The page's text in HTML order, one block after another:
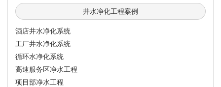
井水净化工程案例
酒店井水净化系统
工厂井水净化系统
循环水净化系统
高速服务区净水工程
项目部净水工程